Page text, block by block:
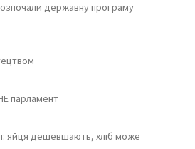
державну програму
парламент
яйця дешевшають, хліб може